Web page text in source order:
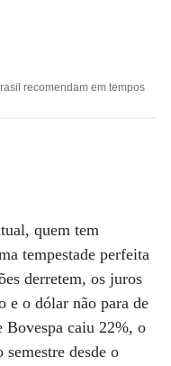
recomendam em tempos
quem tem
tempestade perfeita
derretem, os juros
e o dólar não para de
caiu 22%, o
desde o